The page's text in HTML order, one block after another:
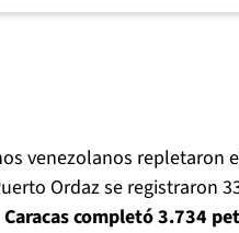
venezolanos repletaron
Ordaz se registraron
completó 3.734